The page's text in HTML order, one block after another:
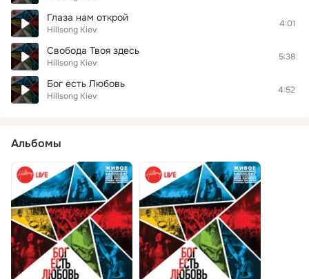
Глаза нам открой
Hillsong Kiev
4:01
Свобода Твоя здесь
Hillsong Kiev
5:38
Бог есть Любовь
Hillsong Kiev
4:52
Альбомы